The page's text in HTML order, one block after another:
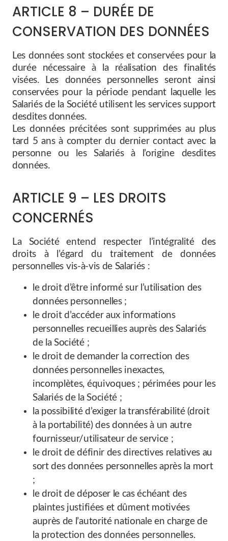
ARTICLE 8 – DURÉE DE
CONSERVATION DES DONNÉES
Les données sont stockées et conservées pour la
durée nécessaire à la réalisation des finalités
visées. Les données personnelles seront ainsi
conservées pour la période pendant laquelle les
Salariés de la Société utilisent les services support
desdites données.
Les données précitées sont supprimées au plus
tard 5 ans à compter du dernier contact avec la
personne ou les Salariés à l’origine desdites
données.
ARTICLE 9 – LES DROITS
CONCERNÉS
La Société entend respecter l’intégralité des
droits à l’égard du traitement de données
personnelles vis-à-vis de Salariés :
le droit d’être informé sur l’utilisation des
données personnelles ;
le droit d’accéder aux informations
personnelles recueillies auprès des Salariés
de la Société ;
le droit de demander la correction des
données personnelles inexactes,
incomplètes, équivoques ; périmées pour les
Salariés de la Société ;
la possibilité d’exiger la transférabilité (droit
à la portabilité) des données à un autre
fournisseur/utilisateur de service ;
le droit de définir des directives relatives au
sort des données personnelles après la mort
;
le droit de déposer le cas échéant des
plaintes justifiées et dûment motivées
auprès de l’autorité nationale en charge de
la protection des données personnelles.